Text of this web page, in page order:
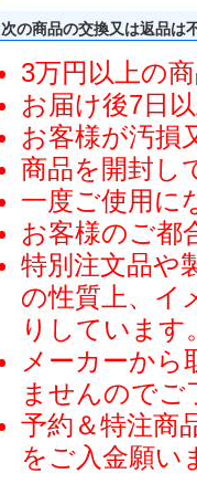
次の商品の交換又は返品は
3万円以上の
お届け後7日
お客様が汚損
商品を開封し
一度ご使用に
お客様のご都
特別注文品や
の性質上、イ
りしています
メーカーから
ませんのでご
予約＆特注商
をご入金願い